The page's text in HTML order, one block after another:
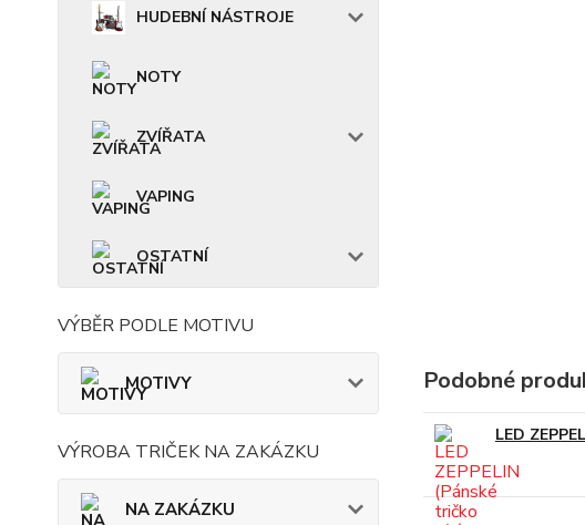
HUDEBNÍ NÁSTROJE
NOTY
ZVÍŘATA
VAPING
OSTATNÍ
VÝBĚR PODLE MOTIVU
MOTIVY
VÝROBA TRIČEK NA ZAKÁZKU
NA ZAKÁZKU
Podobné
LED